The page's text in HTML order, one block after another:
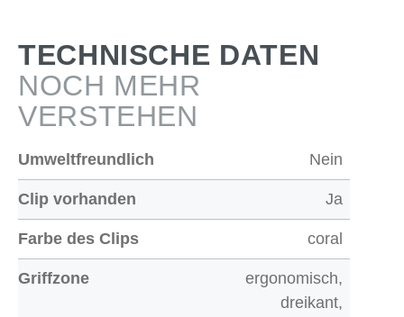
TECHNISCHE DATEN
NOCH MEHR
VERSTEHEN
Umweltfreundlich Nein
Clip vorhanden Ja
Farbe des Clips coral
Griffzone
ergonomisch,
dreikant,